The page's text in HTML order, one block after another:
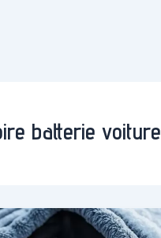
batterie voiture